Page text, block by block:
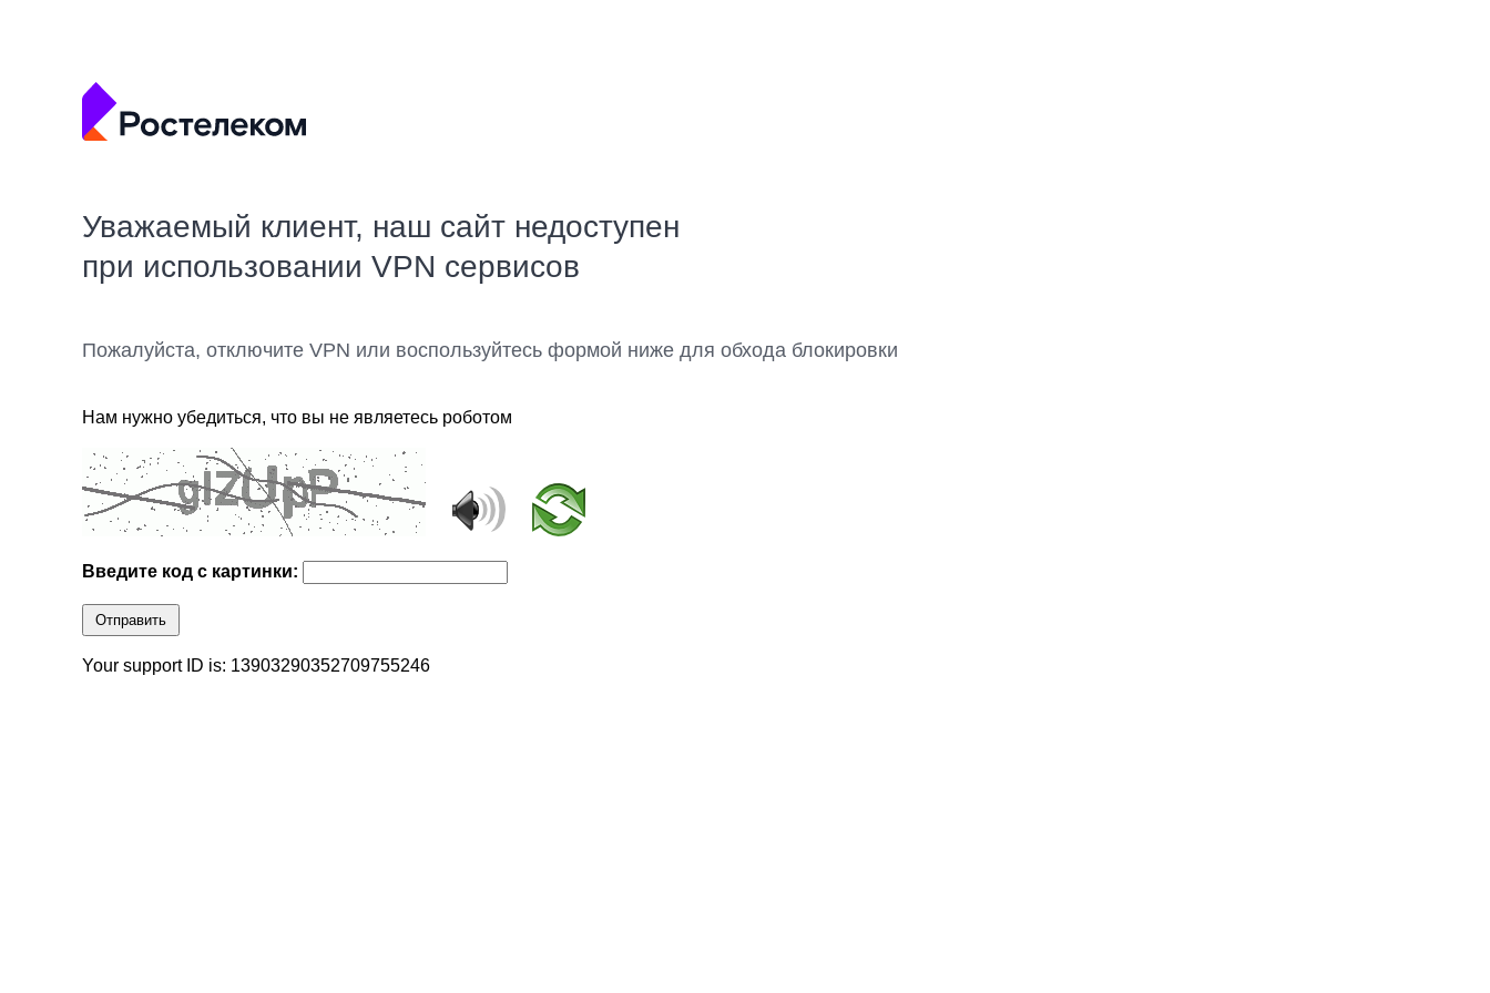
Уважаемый клиент, наш сайт недоступен
при использовании VPN сервисов
Пожалуйста, отключите VPN или воспользуйтесь формой ниже для обхода блокировки
Нам нужно убедиться, что вы не являетесь роботом
Введите код с картинки:
Отправить
Your support ID is: 13903290352709755246